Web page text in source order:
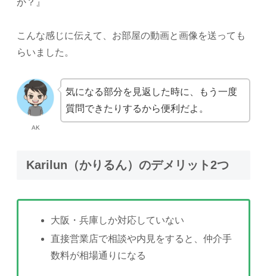
こんな感じに伝えて、お部屋の動画と画像を送っても
らいました。
AK
気になる部分を見返した時に、もう一度
質問できたりするから便利だよ。
Karilun（かりるん）のデメリット2つ
大阪・兵庫しか対応していない
直接営業店で相談や内見をすると、仲介手
数料が相場通りになる